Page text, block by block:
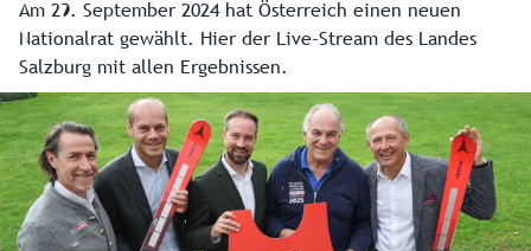
Am 29. September 2024 hat Österreich einen neuen
Nationalrat gewählt. Hier der Live-Stream des Landes
Salzburg mit allen Ergebnissen.